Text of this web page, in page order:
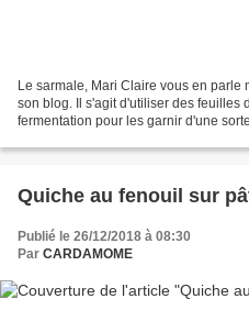
Le sarmale, Mari Claire vous en
son blog. Il s'agit d'utiliser des feuilles
fermentation pour les garnir d'une
Quiche au fenouil sur
Publié le 26/12/2018 à 08:30
Par CARDAMOME